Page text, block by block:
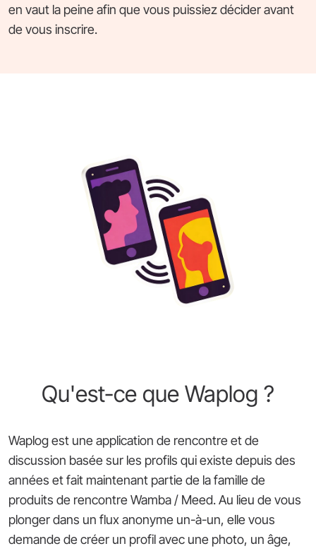
en vaut la peine afin que vous puissiez décider avant
de vous inscrire.
Qu'est-ce que Waplog ?
Waplog est une application de rencontre et de
discussion basée sur les profils qui existe depuis des
années et fait maintenant partie de la famille de
produits de rencontre Wamba / Meed. Au lieu de vous
plonger dans un flux anonyme un-à-un, elle vous
demande de créer un profil avec une photo, un âge,